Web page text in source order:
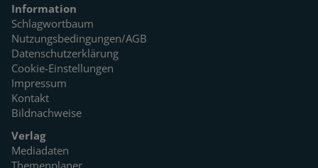
Information
Schlagwortbaum
Nutzungsbedingungen/AGB
Datenschutzerklärung
Cookie-Einstellungen
Impressum
Kontakt
Bildnachweise
Verlag
Mediadaten
Themenplaner